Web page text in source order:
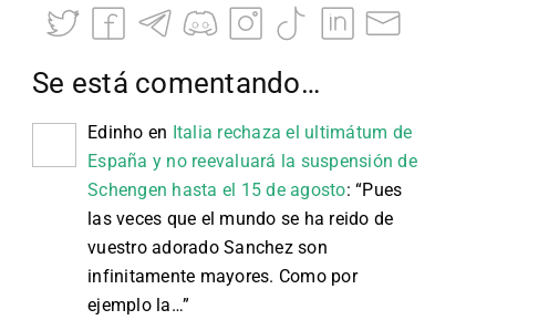
Se está comentando…
Edinho en Italia rechaza el ultimátum de
España y no reevaluará la suspensión de
Schengen hasta el 15 de agosto: “Pues
las veces que el mundo se ha reido de
vuestro adorado Sanchez son
infinitamente mayores. Como por
ejemplo la…”